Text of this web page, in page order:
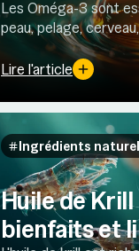
Les Oméga-3 sont
peau, pelage,
leurs bienfaits et les
Lire l'article
Ingrédients
Huile de
bienfaits et